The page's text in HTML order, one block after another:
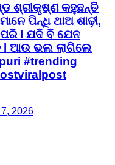
ଶ୍ରୀକୃଷ୍ଣ କହୁଛନ୍ତି
ପିନ୍ଧି ଥାଅ ଶାଢ଼ୀ,
l ଯଦି ବି ଯେନ
l ଆଉ ଭଲ ଲାଗିଲେ
#trending
2026